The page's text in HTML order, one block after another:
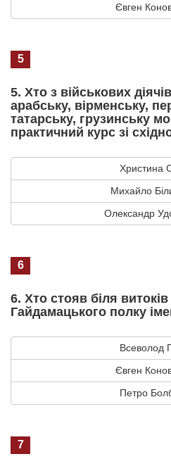
Євген
5
5. Хто з військових
арабську, вірменську,
татарську, грузинську
практичний курс зі
Христина
Михайло
Олександр
6
6. Хто стояв біля
Гайдамацького полку
Всеволод
Євген
Петро
7